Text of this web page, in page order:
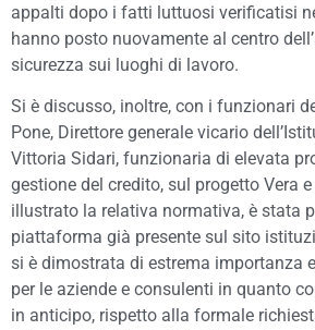
appalti dopo i fatti luttuosi verificatisi
hanno posto nuovamente al centro
sicurezza sui luoghi di lavoro.
Si è discusso, inoltre, con i funzionari
Pone, Direttore generale vicario
Vittoria Sidari, funzionaria di elevata
gestione del credito, sul progetto Vera
illustrato la relativa normativa, è stata
piattaforma già presente sul sito
si è dimostrata di estrema importanza
per le aziende e consulenti in quanto
in anticipo, rispetto alla formale